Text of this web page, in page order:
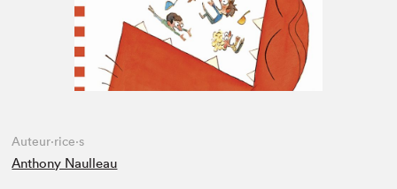
Auteur·rice·s
Anthony Naulleau